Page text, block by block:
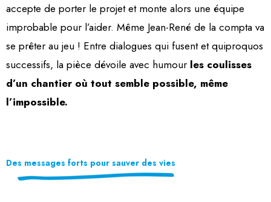
accepte de porter le projet et monte alors une équipe
improbable pour l’aider. Même Jean-René de la compta va
se prêter au jeu ! Entre dialogues qui fusent et quiproquos
successifs, la pièce dévoile avec humour les coulisses
d’un chantier où tout semble possible, même
l’impossible.
Des messages forts pour sauver des vies